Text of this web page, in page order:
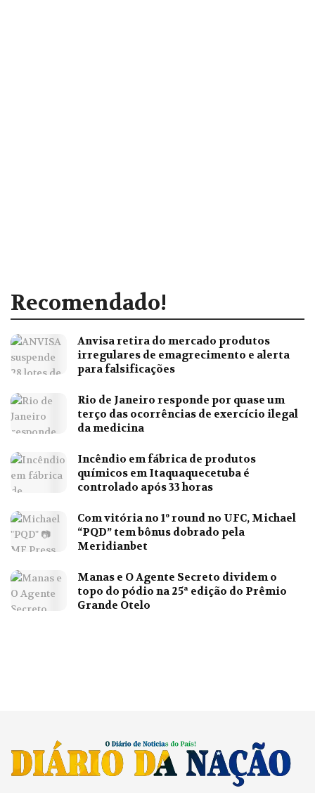
Recomendado!
Anvisa retira do mercado produtos
irregulares de emagrecimento e alerta
para falsificações
Rio de Janeiro responde por quase um
terço das ocorrências de exercício ilegal
da medicina
Incêndio em fábrica de produtos
químicos em Itaquaquecetuba é
controlado após 33 horas
Com vitória no 1º round no UFC, Michael
“PQD” tem bônus dobrado pela
Meridianbet
Manas e O Agente Secreto dividem o
topo do pódio na 25ª edição do Prêmio
Grande Otelo